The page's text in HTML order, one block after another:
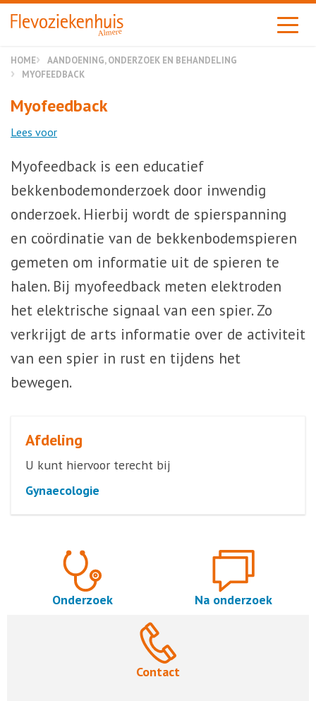
Almere
HOME
AANDOENING, ONDERZOEK EN BEHANDELING
MYOFEEDBACK
Myofeedback
Lees voor
Myofeedback is een educatief
bekkenbodemonderzoek door inwendig
onderzoek. Hierbij wordt de spierspanning
en coördinatie van de bekkenbodemspieren
gemeten om informatie uit de spieren te
halen. Bij myofeedback meten elektroden
het elektrische signaal van een spier. Zo
verkrijgt de arts informatie over de activiteit
van een spier in rust en tijdens het
bewegen.
Afdeling
U kunt hiervoor terecht bij
Gynaecologie
Onderzoek Na onderzoek
Contact